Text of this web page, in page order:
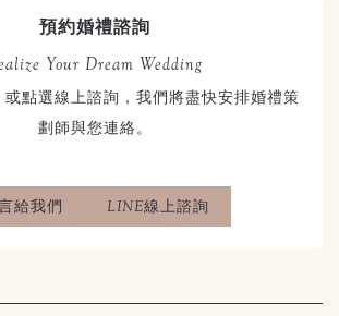
預約婚禮諮詢
Your Dream Wedding
或點選線上諮詢，我們將盡快安排婚禮策
劃師與您連絡。
給我們 LINE線上諮詢